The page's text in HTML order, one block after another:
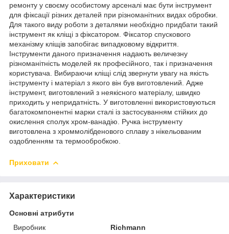
ремонту у своєму особистому арсеналі має бути інструмент
для фіксації різних деталей при різноманітних видах обробки.
Для такого виду роботи з деталями необхідно придбати такий
інструмент як кліщі з фіксатором. Фіксатор спускового
механізму кліщів запобігає випадковому відкриття.
Інструменти даного призначення надають величезну
різноманітність моделей як професійного, так і призначення
користувача. Вибираючи кліщі слід звернути увагу на якість
інструменту і матеріал з якого він був виготовлений. Адже
інструмент, виготовлений з неякісного матеріалу, швидко
приходить у непридатність. У виготовленні використовуються
багатокомпонентні марки сталі із застосуванням стійких до
окислення сполук хром-ванадію. Ручка інструменту
виготовлена з хроммолібденового сплаву з нікельованим
оздобленням та термообробкою.
Приховати
Характеристики
Основні атрибути
Виробник
Richmann